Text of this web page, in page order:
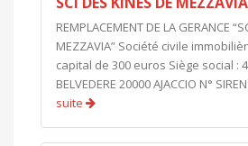
REMPLACEMENT DE LA GERANCE
MEZZAVIA” Société civile
capital de 300 euros Siège social : 4
BELVEDERE 20000 AJACCIO N°
suite